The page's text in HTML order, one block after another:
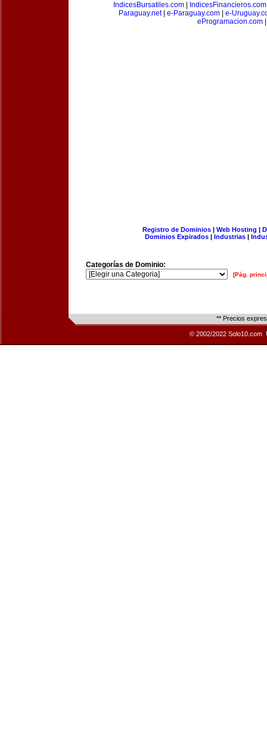
IndicesBursatiles.com
IndicesFinancieros.com
Paraguay.net| e-Paraguay.com| e-
eProgramacion.com
Registro de Dominios| Web Hosting |
Dominios Expirados | Industrias |
Categorías de Dominio:
[Pág.
** Precios
© 2002/2022 Solo10.com